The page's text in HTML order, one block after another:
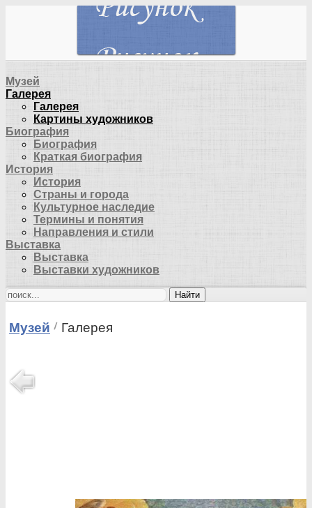
Музей
Галерея
Галерея
Картины художников
Биография
Биография
Краткая биография
История
История
Страны и города
Культурное наследие
Термины и понятия
Направления и стили
Выставка
Выставка
Выставки художников
Найти
Музей Галерея